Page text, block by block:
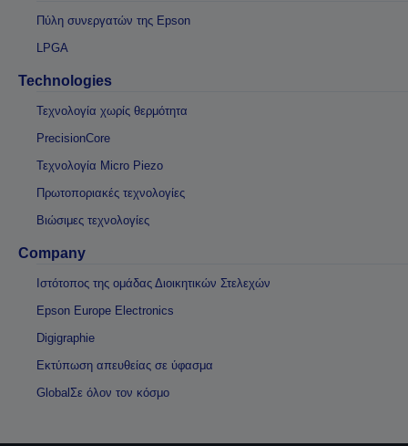
Πύλη συνεργατών της Epson
LPGA
Technologies
Τεχνολογία χωρίς θερμότητα
PrecisionCore
Τεχνολογία Micro Piezo
Πρωτοποριακές τεχνολογίες
Βιώσιμες τεχνολογίες
Company
Ιστότοπος της ομάδας Διοικητικών Στελεχών
Epson Europe Electronics
Digigraphie
Εκτύπωση απευθείας σε ύφασμα
GlobalΣε όλον τον κόσμο